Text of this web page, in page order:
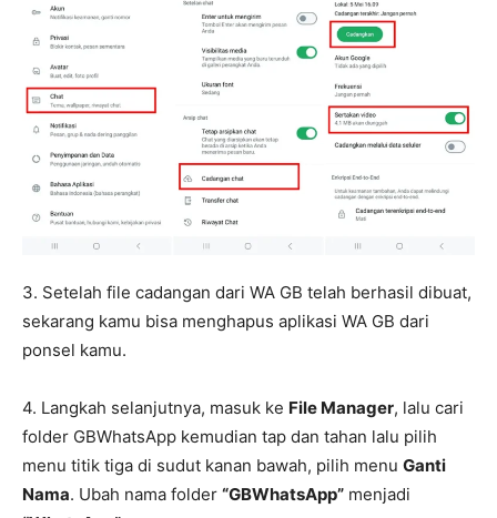
3. Setelah file cadangan dari WA GB telah berhasil dibuat,
sekarang kamu bisa menghapus aplikasi WA GB dari
ponsel kamu.
4. Langkah selanjutnya, masuk ke File Manager, lalu cari
folder GBWhatsApp kemudian tap dan tahan lalu pilih
menu titik tiga di sudut kanan bawah, pilih menu Ganti
Nama. Ubah nama folder “GBWhatsApp” menjadi